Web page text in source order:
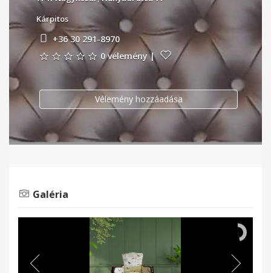
Kárpitos
+36 30 291-8970
0 vélemény|
Vélemény hozzáadása
Galéria